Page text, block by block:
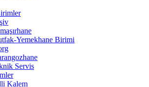
Yemekhane Birimi
Servis
Kalem